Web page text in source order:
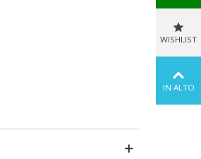
WISHLIST
IN ALTO